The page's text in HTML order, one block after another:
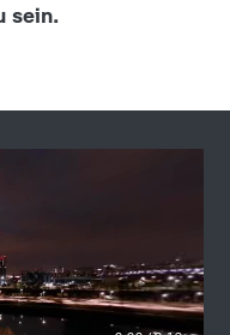
sein.